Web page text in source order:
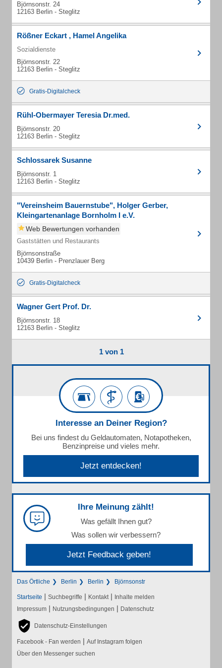
Björnsonstr. 24
12163 Berlin - Steglitz
Rößner Eckart , Hamel Angelika
Sozialdienste
Björnsonstr. 22
12163 Berlin - Steglitz
Gratis-Digitalcheck
Rühl-Obermayer Teresia Dr.med.
Björnsonstr. 20
12163 Berlin - Steglitz
Schlossarek Susanne
Björnsonstr. 1
12163 Berlin - Steglitz
"Vereinsheim Bauernstube", Holger Gerber,
Kleingartenanlage Bornholm I e.V.
Web Bewertungen vorhanden
Gaststätten und Restaurants
Björnsonstraße
10439 Berlin - Prenzlauer Berg
Gratis-Digitalcheck
Wagner Gert Prof. Dr.
Björnsonstr. 18
12163 Berlin - Steglitz
1 von 1
Interesse an Deiner Region?
Bei uns findest du Geldautomaten, Notapotheken,
Benzinpreise und vieles mehr.
Jetzt entdecken!
Ihre Meinung zählt!
Was gefällt Ihnen gut?
Was sollen wir verbessern?
Jetzt Feedback geben!
Das Örtliche Berlin Berlin Björnsonstr
Startseite | Suchbegriffe | Kontakt | Inhalte melden
Impressum | Nutzungsbedingungen | Datenschutz
Datenschutz-Einstellungen
Facebook - Fan werden | Auf Instagram folgen
Über den Messenger suchen